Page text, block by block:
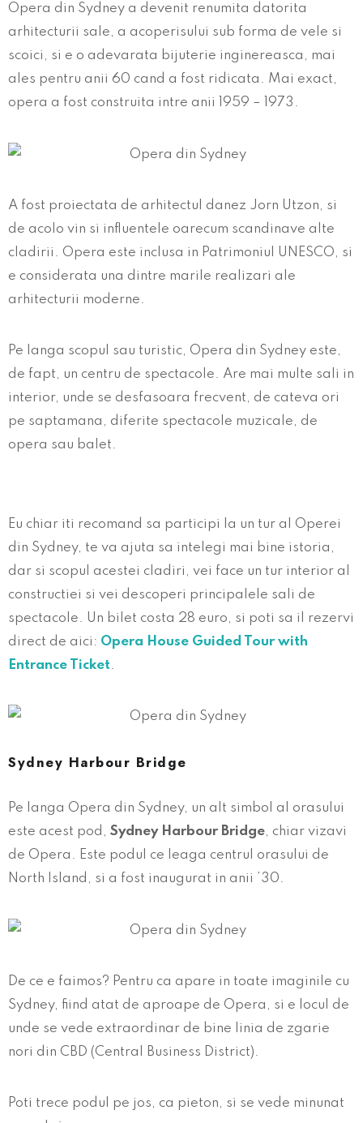
Opera din Sydney a devenit renumita datorita
arhitecturii sale, a acoperisului sub forma de vele si
scoici, si e o adevarata bijuterie inginereasca, mai
ales pentru anii 60 cand a fost ridicata. Mai exact,
opera a fost construita intre anii 1959 – 1973.
A fost proiectata de arhitectul danez Jorn Utzon, si
de acolo vin si influentele oarecum scandinave alte
cladirii. Opera este inclusa in Patrimoniul UNESCO, si
e considerata una dintre marile realizari ale
arhitecturii moderne.
Pe langa scopul sau turistic, Opera din Sydney este,
de fapt, un centru de spectacole. Are mai multe sali in
interior, unde se desfasoara frecvent, de cateva ori
pe saptamana, diferite spectacole muzicale, de
opera sau balet.
Eu chiar iti recomand sa participi la un tur al Operei
din Sydney, te va ajuta sa intelegi mai bine istoria,
dar si scopul acestei cladiri, vei face un tur interior al
constructiei si vei descoperi principalele sali de
spectacole. Un bilet costa 28 euro, si poti sa il rezervi
direct de aici: Opera House Guided Tour with
Entrance Ticket.
Sydney Harbour Bridge
Pe langa Opera din Sydney, un alt simbol al orasului
este acest pod, Sydney Harbour Bridge, chiar vizavi
de Opera. Este podul ce leaga centrul orasului de
North Island, si a fost inaugurat in anii ’30.
De ce e faimos? Pentru ca apare in toate imaginile cu
Sydney, fiind atat de aproape de Opera, si e locul de
unde se vede extraordinar de bine linia de zgarie
nori din CBD (Central Business District).
Poti trece podul pe jos, ca pieton, si se vede minunat